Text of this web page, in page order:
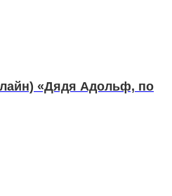
«Дядя Адольф, по